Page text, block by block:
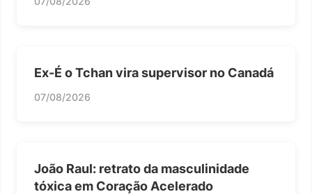
Ex-É o Tchan vira supervisor no Canadá
07/08/2026
João Raul: retrato da masculinidade
tóxica em Coração Acelerado